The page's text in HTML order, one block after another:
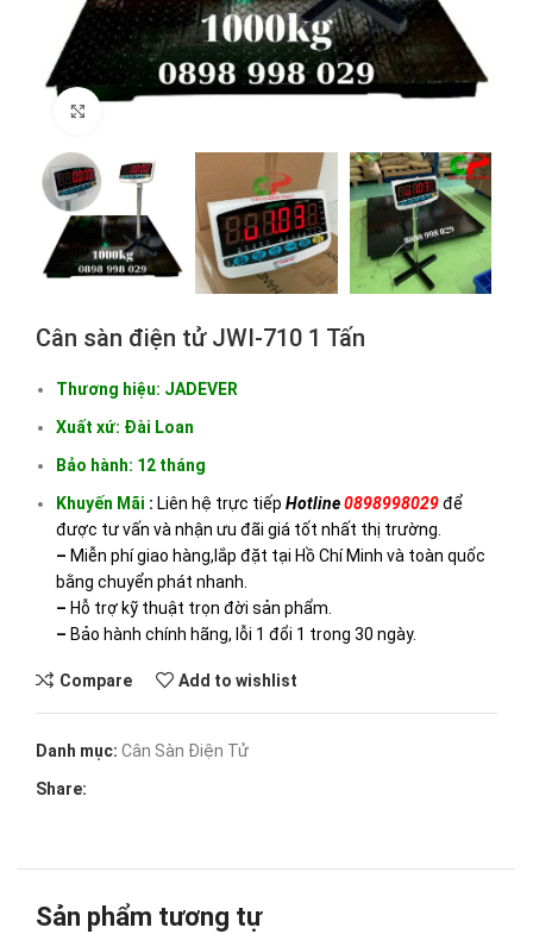
Cân sàn điện tử JWI-710 1 Tấn
Thương hiệu: JADEVER
Xuất xứ: Đài Loan
Bảo hành: 12 tháng
Khuyến Mãi : Liên hệ trực tiếp Hotline0898998029để
được tư vấn và nhận ưu đãi giá tốt nhất thị trường.
– Miễn phí giao hàng,lắp đặt tại Hồ Chí Minh và toàn quốc
bằng chuyển phát nhanh.
– Hỗ trợ kỹ thuật trọn đời sản phẩm.
– Bảo hành chính hãng, lỗi 1 đổi 1 trong 30 ngày.
Compare Add to wishlist
Danh mục: Cân Sàn Điện Tử
Share:
Sản phẩm tương tự